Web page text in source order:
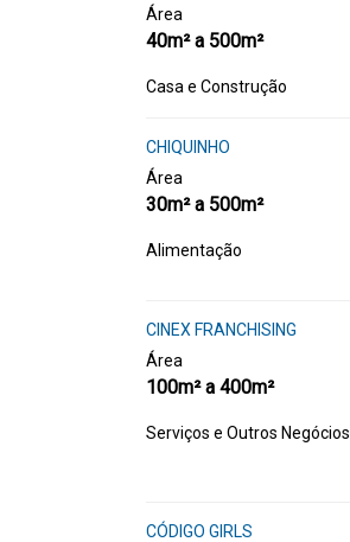
Área
40m² a 500m²
Casa e Construção
CHIQUINHO
Área
30m² a 500m²
Alimentação
CINEX FRANCHISING
Área
100m² a 400m²
Serviços e Outros Negócios
CÓDIGO GIRLS